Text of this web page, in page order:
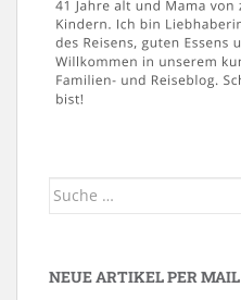
Suche
NEUE ARTIKEL PER MAIL